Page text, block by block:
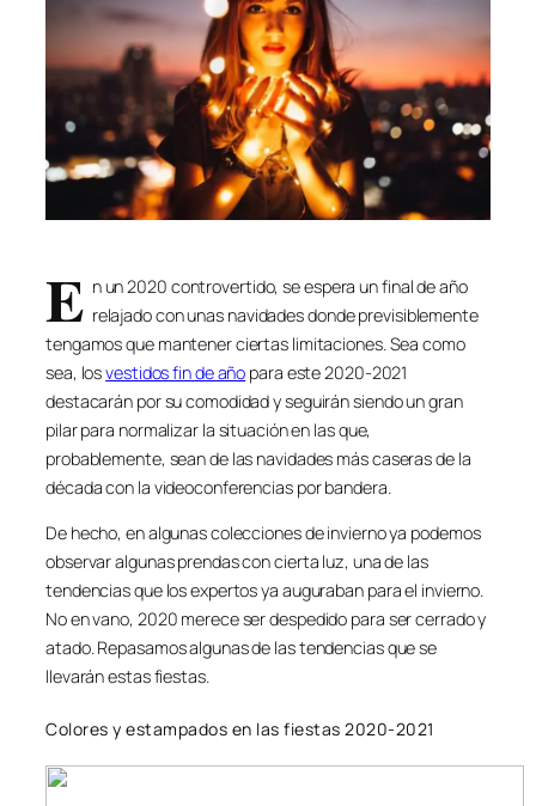
E n un 2020 controvertido, se espera un final de año
relajado con unas navidades donde previsiblemente
tengamos que mantener ciertas limitaciones. Sea como
sea, losvestidos fin de año para este 2020-2021
destacarán por su comodidad y seguirán siendo un gran
pilar para normalizar la situación en las que,
probablemente, sean de las navidades más caseras de la
década con la videoconferencias por bandera.
De hecho, en algunas colecciones de invierno ya podemos
observar algunas prendas con cierta luz, una de las
tendencias que los expertos ya auguraban para el invierno.
No en vano, 2020 merece ser despedido para ser cerrado y
atado. Repasamos algunas de las tendencias que se
llevarán estas fiestas.
Colores y estampados en las fiestas 2020-2021